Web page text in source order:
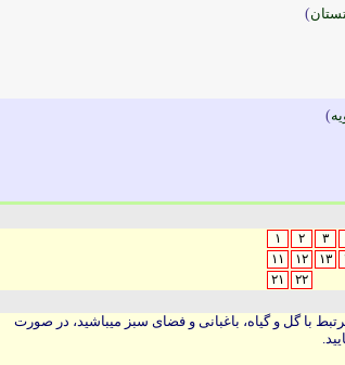
)
)
۱ ۲ ۳
۱۱
۱۲ ۱۳
۲۱
۲۲
با گل و گیاه، باغبانی و فضای سبز میباشید، در صورت